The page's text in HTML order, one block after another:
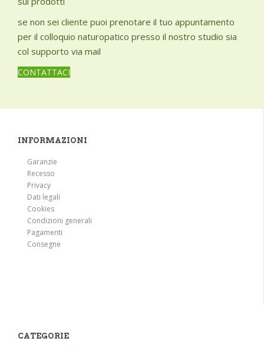
se non sei cliente puoi prenotare il tuo appuntamento
per il colloquio naturopatico presso il nostro studio sia
col supporto via mail
CONTATTACI
INFORMAZIONI
Garanzie
Recesso
Privacy
Dati legali
Cookies
Condizioni generali
Pagamenti
Consegne
CATEGORIE